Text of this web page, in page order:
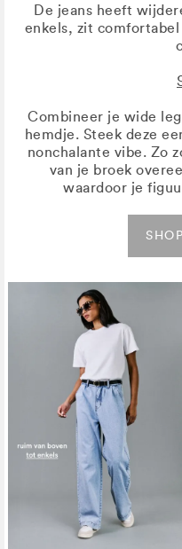
De jeans heeft
enkels, zit
Combineer je wide
hemdje. Steek deze
nonchalante vibe. Zo
van je broek
waardoor je